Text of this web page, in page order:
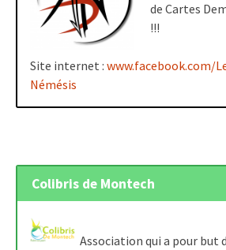
de Cartes
!!!
Site internet : www.facebook.com/
Némésis
Colibris de Montech
Association qui a pour but